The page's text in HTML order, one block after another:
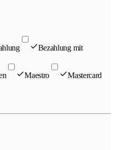
Bezahlung mit
Maestro Mastercard